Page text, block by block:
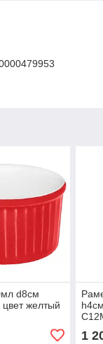
d8см
желтый
1